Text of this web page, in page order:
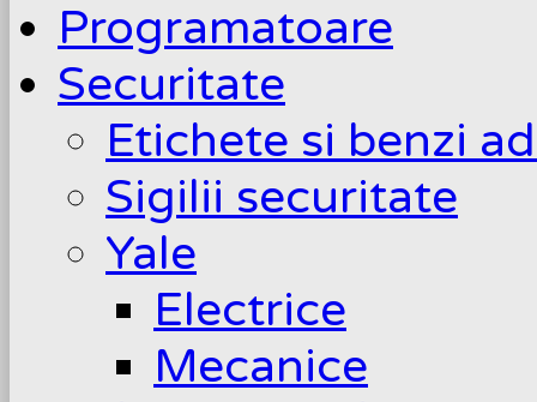
Programatoare
Securitate
Etichete si benzi
Sigilii securitate
Yale
Electrice
Mecanice